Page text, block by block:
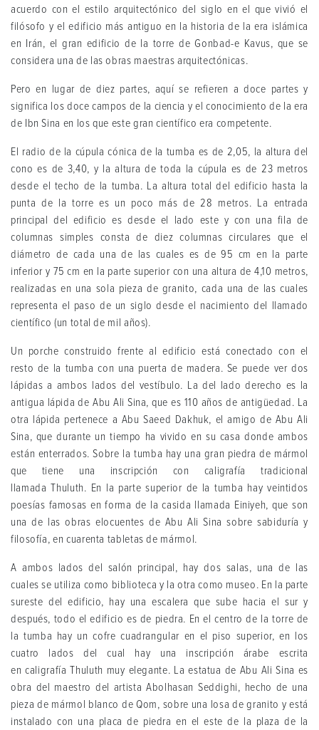
acuerdo con el estilo arquitectónico del siglo en el que vivió el
filósofo y el edificio más antiguo en la historia de la era islámica
en Irán, el gran edificio de la torre de Gonbad-e Kavus, que se
considera una de las obras maestras arquitectónicas.
Pero en lugar de diez partes, aquí se refieren a doce partes y
significa los doce campos de la ciencia y el conocimiento de la era
de Ibn Sina en los que este gran científico era competente.
El radio de la cúpula cónica de la tumba es de 2,05, la altura del
cono es de 3,40, y la altura de toda la cúpula es de 23 metros
desde el techo de la tumba. La altura total del edificio hasta la
punta de la torre es un poco más de 28 metros. La entrada
principal del edificio es desde el lado este y con una fila de
columnas simples consta de diez columnas circulares que el
diámetro de cada una de las cuales es de 95 cm en la parte
inferior y 75 cm en la parte superior con una altura de 4,10 metros,
realizadas en una sola pieza de granito, cada una de las cuales
representa el paso de un siglo desde el nacimiento del llamado
científico (un total de mil años).
Un porche construido frente al edificio está conectado con el
resto de la tumba con una puerta de madera. Se puede ver dos
lápidas a ambos lados del vestíbulo. La del lado derecho es la
antigua lápida de Abu Ali Sina, que es 110 años de antigüedad. La
otra lápida pertenece a Abu Saeed Dakhuk, el amigo de Abu Ali
Sina, que durante un tiempo ha vivido en su casa donde ambos
están enterrados. Sobre la tumba hay una gran piedra de mármol
que tiene una inscripción con caligrafía tradicional
llamada Thuluth. En la parte superior de la tumba hay veintidos
poesías famosas en forma de la casida llamada Einiyeh, que son
una de las obras elocuentes de Abu Ali Sina sobre sabiduría y
filosofía, en cuarenta tabletas de mármol.
A ambos lados del salón principal, hay dos salas, una de las
cuales se utiliza como biblioteca y la otra como museo. En la parte
sureste del edificio, hay una escalera que sube hacia el sur y
después, todo el edificio es de piedra. En el centro de la torre de
la tumba hay un cofre cuadrangular en el piso superior, en los
cuatro lados del cual hay una inscripción árabe escrita
en caligrafía Thuluth muy elegante. La estatua de Abu Ali Sina es
obra del maestro del artista Abolhasan Seddighi, hecho de una
pieza de mármol blanco de Qom, sobre una losa de granito y está
instalado con una placa de piedra en el este de la plaza de la